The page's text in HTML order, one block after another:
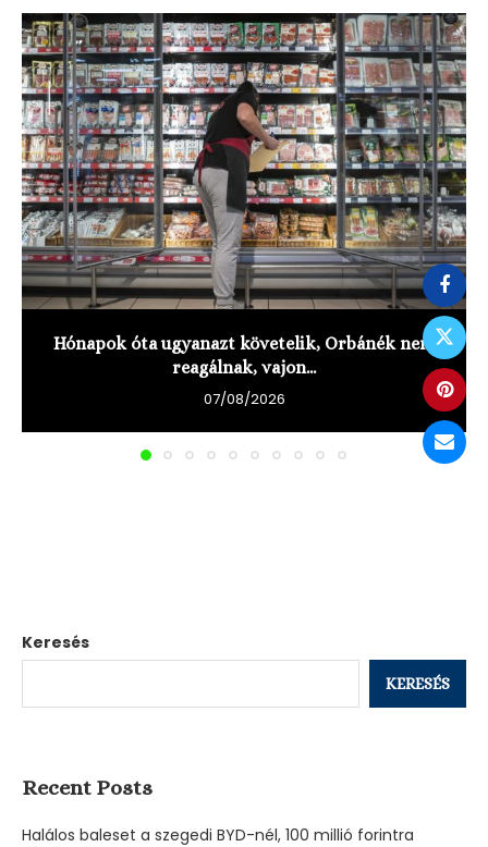
Hónapok óta ugyanazt követelik, Orbánék nem
reagálnak, vajon...
07/08/2026
Keresés
KERESÉS
Recent Posts
Halálos baleset a szegedi BYD-nél, 100 millió forintra